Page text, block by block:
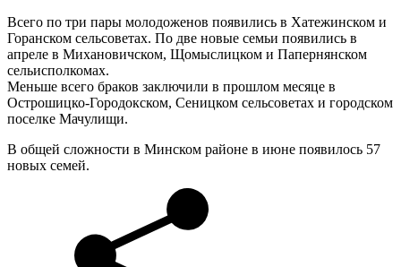
Всего по три пары молодоженов появились в Хатежинском и
Горанском сельсоветах. По две новые семьи появились в
апреле в Михановичском, Щомыслицком и Папернянском
сельисполкомах.
Меньше всего браков заключили в прошлом месяце в
Острошицко-Городокском, Сеницком сельсоветах и городском
поселке Мачулищи.
В общей сложности в Минском районе в июне появилось 57
новых семей.